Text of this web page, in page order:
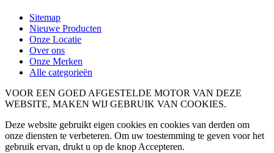
Sitemap
Nieuwe Producten
Onze Locatie
Over ons
Onze Merken
Alle categorieën
VOOR EEN GOED AFGESTELDE MOTOR VAN DEZE
WEBSITE, MAKEN WIJ GEBRUIK VAN COOKIES.
Deze website gebruikt eigen cookies en cookies van derden om
onze diensten te verbeteren. Om uw toestemming te geven voor het
gebruik ervan, drukt u op de knop Accepteren.